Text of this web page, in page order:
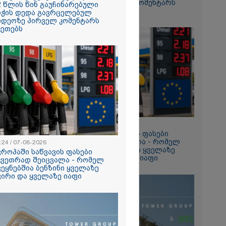
გოგონა,
სექსუალურად
- თუ
ასეთი
ლარს
-
დედა
ავრცელებს
– რატომ
დარღვევებს
ვიდეოზე პირველ კომენტარს
აკეთებს
13:24 / 07-08-2026
ევროპაში საწვავის ფასები
მკვეთრად შეიცვალა - რომელ
ქვეყნებშია ბენზინი ყველაზე
ძვირი და ყველაზე იაფი
წლის წინ გაუჩინარებული
დედა გავრცელებულ
პირველ კომენტარს
/ 07-08-2026
საწვავის ფასები
შეიცვალა - რომელ
ბენზინი ყველაზე
და ყველაზე იაფი